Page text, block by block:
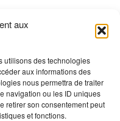
aux
utilisons des technologies
aux informations des
nous permettra de traiter
navigation ou les ID uniques
retirer son consentement peut
et fonctions.
l’une de mes